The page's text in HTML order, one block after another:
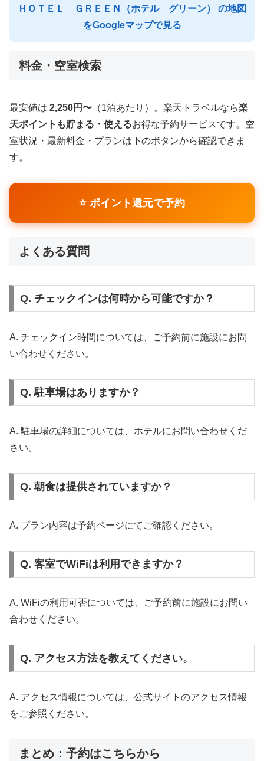
ＨＯＴＥＬ ＧＲＥＥＮ（ホテル グリーン） の地図
をGoogleマップで見る
料金・空室検索
最安値は 2,250円〜 （1泊あたり）。楽天トラベルなら楽
天ポイントも貯まる・使えるお得な予約サービスです。空
室状況・最新料金・プランは下のボタンから確認できま
す。
⭐ ポイント還元で予約
よくある質問
Q. チェックインは何時から可能ですか？
A. チェックイン時間については、ご予約前に施設にお問
い合わせください。
Q. 駐車場はありますか？
A. 駐車場の詳細については、ホテルにお問い合わせくだ
さい。
Q. 朝食は提供されていますか？
A. プラン内容は予約ページにてご確認ください。
Q. 客室でWiFiは利用できますか？
A. WiFiの利用可否については、ご予約前に施設にお問い
合わせください。
Q. アクセス方法を教えてください。
A. アクセス情報については、公式サイトのアクセス情報
をご参照ください。
まとめ：予約はこちらから